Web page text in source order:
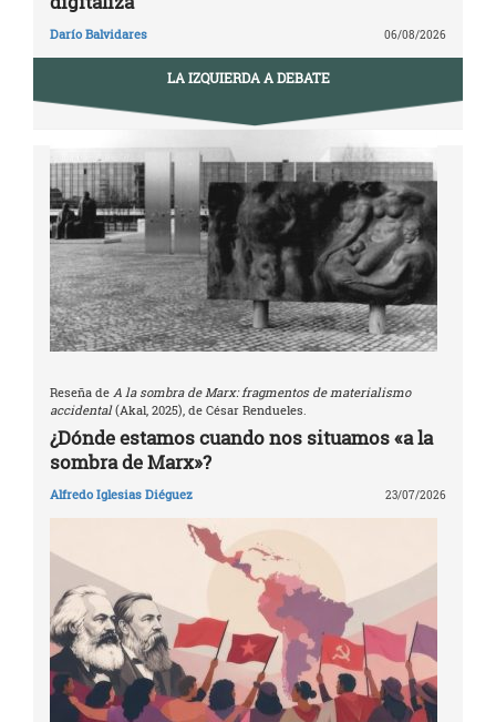
Darío Balvidares 06/08/2026
LA IZQUIERDA A DEBATE
Reseña de A la sombra de Marx: fragmentos de materialismo
accidental(Akal, 2025), de César Rendueles.
¿Dónde estamos cuando nos situamos «a la
sombra de Marx»?
Alfredo Iglesias Diéguez 23/07/2026